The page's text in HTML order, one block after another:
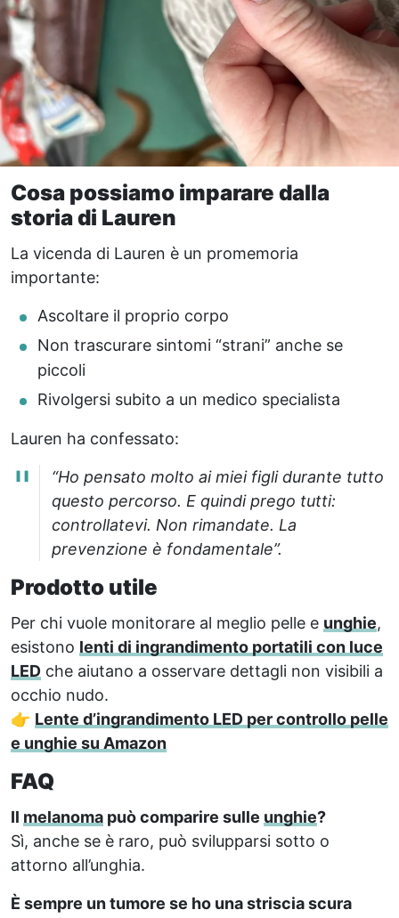
Cosa possiamo imparare dalla
storia di Lauren
La vicenda di Lauren è un promemoria
importante:
Ascoltare il proprio corpo
Non trascurare sintomi “strani” anche se
piccoli
Rivolgersi subito a un medico specialista
Lauren ha confessato:
“Ho pensato molto ai miei figli durante tutto
questo percorso. E quindi prego tutti:
controllatevi. Non rimandate. La
prevenzione è fondamentale”.
Prodotto utile
Per chi vuole monitorare al meglio pelle e unghie,
esistono lenti di ingrandimento portatili con luce
LED che aiutano a osservare dettagli non visibili a
occhio nudo.
👉 Lente d’ingrandimento LED per controllo pelle
e unghie su Amazon
FAQ
Il melanoma può comparire sulle unghie?
Sì, anche se è raro, può svilupparsi sotto o
attorno all’unghia.
È sempre un tumore se ho una striscia scura